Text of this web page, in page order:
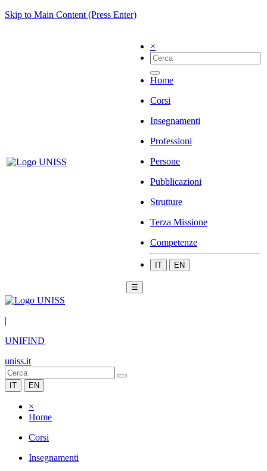
Skip to Main Content (Press Enter)
×
Home
Corsi
Insegnamenti
Professioni
Persone
Pubblicazioni
Strutture
Terza Missione
Competenze
IT EN
☰
|
UNIFIND
uniss.it
IT EN
×
Home
Corsi
Insegnamenti